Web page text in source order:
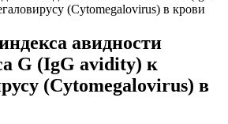
(Cytomegalovirus) в крови
авидности
G (IgG avidity) к
(Cytomegalovirus) в